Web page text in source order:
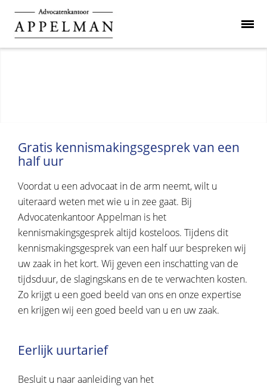
Gratis kennismakingsgesprek van een
half uur
Voordat u een advocaat in de arm neemt, wilt u
uiteraard weten met wie u in zee gaat. Bij
Advocatenkantoor Appelman is het
kennismakingsgesprek altijd kosteloos. Tijdens dit
kennismakingsgesprek van een half uur bespreken wij
uw zaak in het kort. Wij geven een inschatting van de
tijdsduur, de slagingskans en de te verwachten kosten.
Zo krijgt u een goed beeld van ons en onze expertise
en krijgen wij een goed beeld van u en uw zaak.
Eerlijk uurtarief
Besluit u naar aanleiding van het